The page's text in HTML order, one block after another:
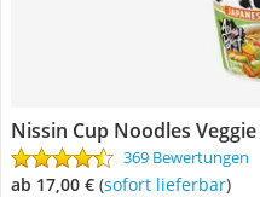
Nissin Cup Noodles
369 Bewertungen
ab 17,00 € ( Sofort lieferbar)